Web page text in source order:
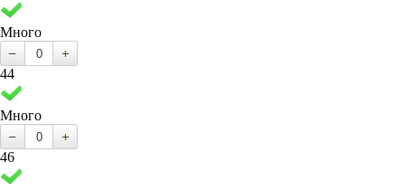
Много
44
Много
46